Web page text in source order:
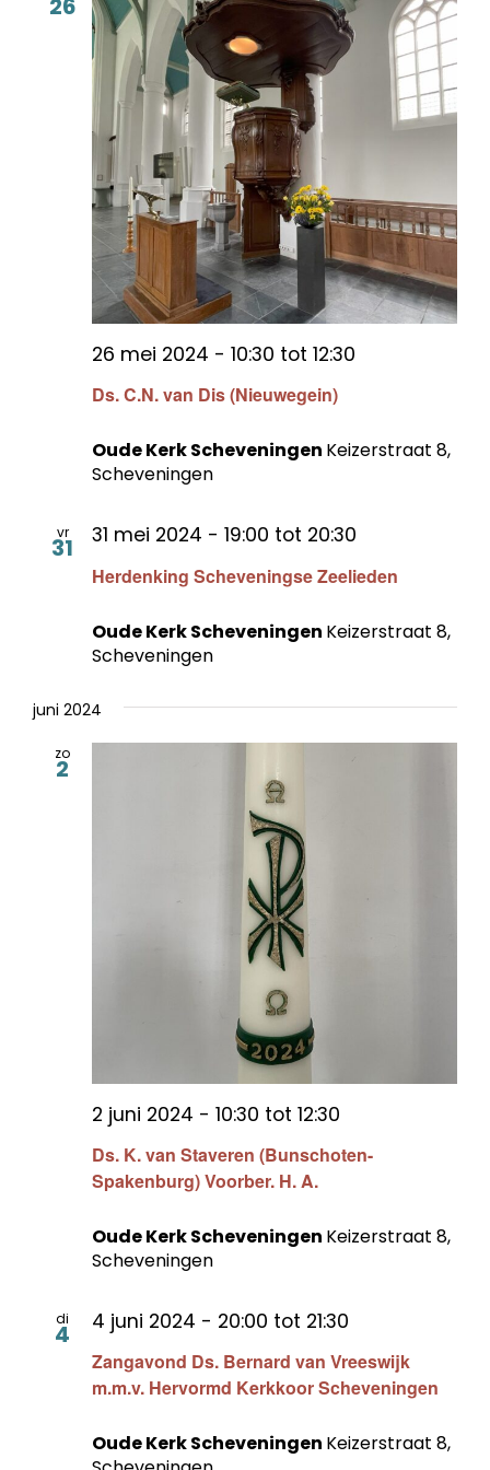
Ds. C.N. van Dis (Nieuwegein)
26 mei 2024 - 10:30 tot 12:30
Oude Kerk Scheveningen Keizerstraat 8,
Scheveningen
vr
31
Herdenking Scheveningse Zeelieden
31 mei 2024 - 19:00 tot 20:30
Oude Kerk Scheveningen Keizerstraat 8,
Scheveningen
juni 2024
zo
2
Ds. K. van Staveren (Bunschoten-
Spakenburg) Voorber. H. A.
2 juni 2024 - 10:30 tot 12:30
Oude Kerk Scheveningen Keizerstraat 8,
Scheveningen
di
4
Zangavond Ds. Bernard van Vreeswijk
m.m.v. Hervormd Kerkkoor Scheveningen
4 juni 2024 - 20:00 tot 21:30
Oude Kerk Scheveningen Keizerstraat 8,